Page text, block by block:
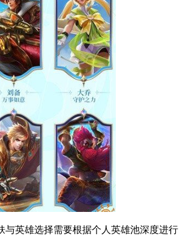
与英雄选择需要根据个人英雄池深度进行